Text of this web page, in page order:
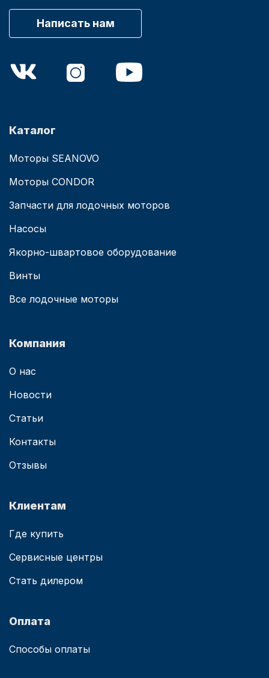
Написать нам
Каталог
Моторы SEANOVO
Моторы CONDOR
Запчасти для лодочных моторов
Насосы
Якорно-швартовое оборудование
Винты
Все лодочные моторы
Компания
О нас
Новости
Статьи
Контакты
Отзывы
Клиентам
Где купить
Сервисные центры
Стать дилером
Оплата
Способы оплаты